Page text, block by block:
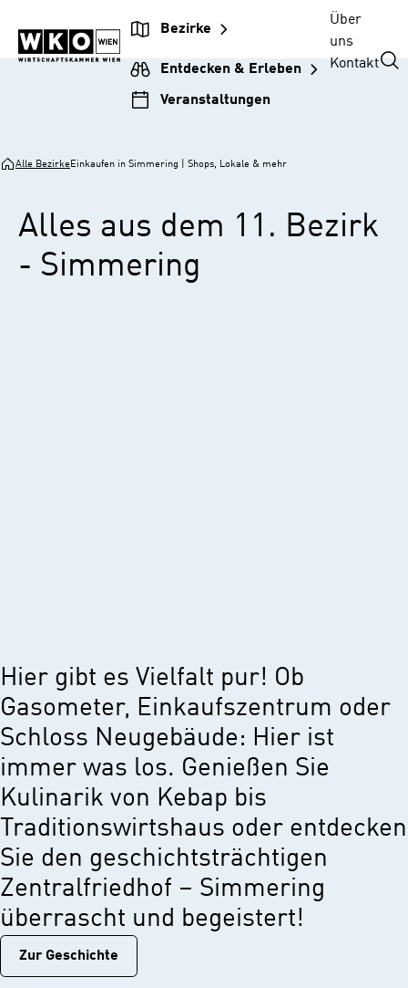
Unternehmensnavigation
springen
Inhalt
springen
Hauptnavigation
springen
Footer
springen
Bezirke
Entdecken & Erleben
Veranstaltungen
Über
uns
Kontakt
Alle BezirkeEinkaufen in Simmering | Shops, Lokale & mehr
Alles aus dem 11. Bezirk
- Simmering
Hier gibt es Vielfalt pur! Ob
Gasometer, Einkaufszentrum oder
Schloss Neugebäude: Hier ist
immer was los. Genießen Sie
Kulinarik von Kebap bis
Traditionswirtshaus oder entdecken
Sie den geschichtsträchtigen
Zentralfriedhof – Simmering
überrascht und begeistert!
Zur Geschichtе